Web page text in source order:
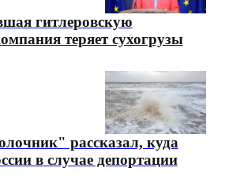
гитлеровскую
теряет сухогрузы
рассказал, куда
в случае депортации